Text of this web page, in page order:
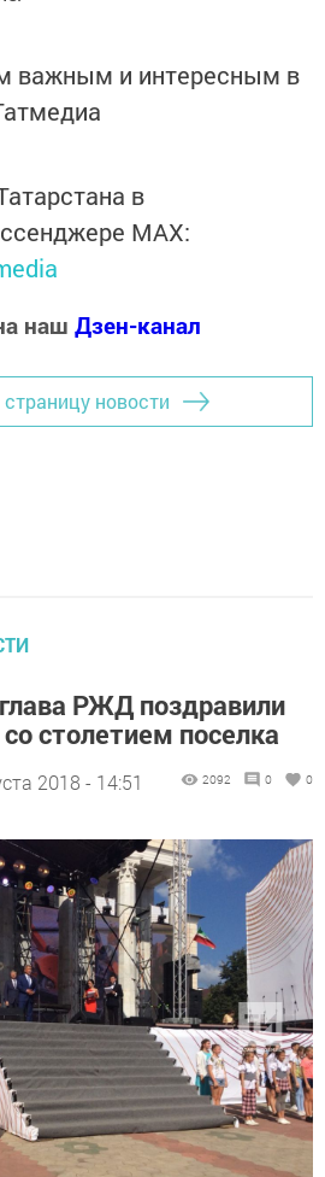
важным и интересным в
в
MАХ:
наш Дзен-канал
новости
РЖД поздравили
столетием поселка
2018 - 14:51 2092 0 0